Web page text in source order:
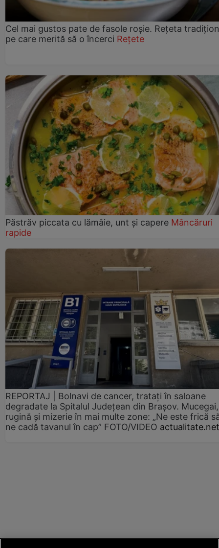
Cel mai gustos pate de fasole roșie. Rețeta
pe care merită să o încerci Rețete
Păstrăv piccata cu lămâie, unt și capere Mâncăruri
rapide
REPORTAJ | Bolnavi de cancer, tratați în saloane
degradate la Spitalul Județean din Brașov. Mucegai,
rugină și mizerie în mai multe zone: „Ne este frică
ne cadă tavanul în cap” FOTO/VIDEO actualitate.net